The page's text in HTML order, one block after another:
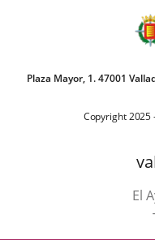
Plaza Mayor, 1. 47001
Copyright 2025
El